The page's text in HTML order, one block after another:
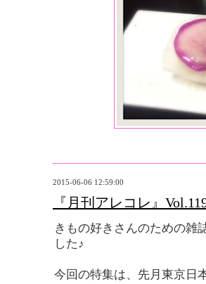
2015-06-06 12:59:00
『月刊アレコレ』
きもの好きさんのための雑
した♪
今回の特集は、先月東京日